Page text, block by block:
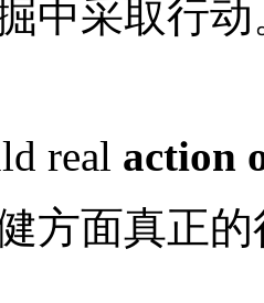
中采取行动
real action
方面真正的